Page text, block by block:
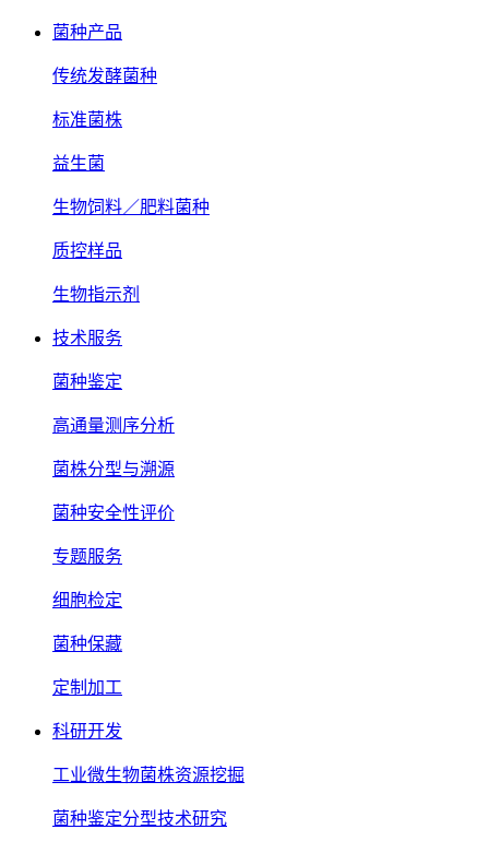
菌种产品
传统发酵菌种
标准菌株
益生菌
生物饲料／肥料菌种
质控样品
生物指示剂
技术服务
菌种鉴定
高通量测序分析
菌株分型与溯源
菌种安全性评价
专题服务
细胞检定
菌种保藏
定制加工
科研开发
工业微生物菌株资源挖掘
菌种鉴定分型技术研究